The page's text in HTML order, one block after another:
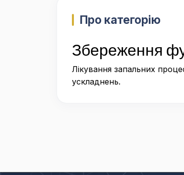
Про категорію
Збереження
Лікування запальних
ускладнень.